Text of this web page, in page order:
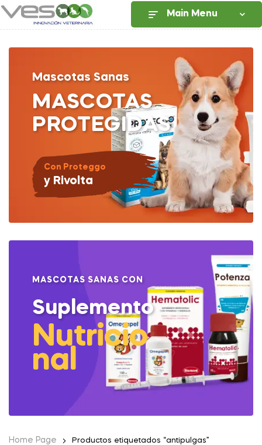
Main Menu
MASCOTAS
PROTEGIDAS
Mascotas Sanas
Con Proteggo
y Rivolta
MASCOTAS SANAS CON
Suplemento
Nutricio
nal
Home Page Productos etiquetados “antipulgas”